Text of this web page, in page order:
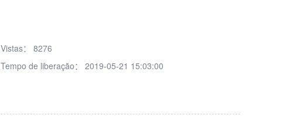
Vistas：8276
Tempo de liberação：2019-05-21 15:03:00